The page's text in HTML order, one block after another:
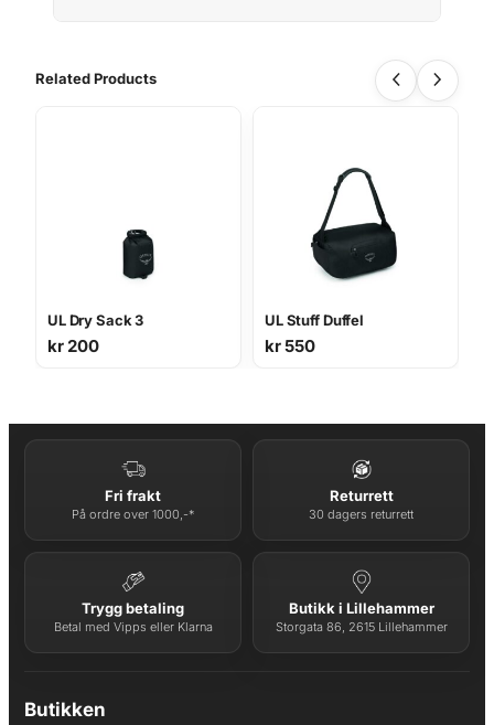
Related Products
UL Dry Sack 3
kr200
UL Stuff Duffel
kr550
Fri frakt
På ordre over 1000,-*
Returrett
30 dagers returrett
Trygg betaling
Betal med Vipps eller Klarna
Butikk i Lillehammer
Storgata 86, 2615 Lillehammer
Butikken